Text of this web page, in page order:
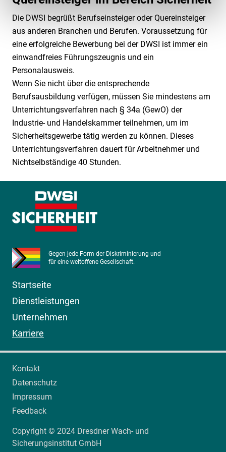
Folgende Kategorien von Cookies werden durch uns
eingesetzt:
Die DWSI begrüßt Berufseinsteiger oder Quereinsteiger
aus anderen Branchen und Berufen. Voraussetzung für
eine erfolgreiche Bewerbung bei der DWSI ist immer ein
einwandfreies Führungszeugnis und ein
Personalausweis.
Wenn Sie nicht über die entsprechende
Berufsausbildung verfügen, müssen Sie mindestens am
Unterrichtungsverfahren nach § 34a (GewO) der
Industrie- und Handelskammer teilnehmen, um im
Sicherheitsgewerbe tätig werden zu können. Dieses
Unterrichtungsverfahren dauert für Arbeitnehmer und
Nichtselbständige 40 Stunden.
Gegen jede Form der Diskriminierung und
für eine weltoffene Gesellschaft.
Startseite
Dienstleistungen
Unternehmen
Karriere
Kontakt
Datenschutz
Impressum
Feedback
Copyright © 2024 Dresdner Wach- und
Sicherungsinstitut GmbH